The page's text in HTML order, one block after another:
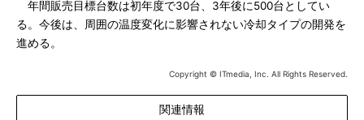
年間販売目標台数は初年度で30台、3年後に500台としてい
る。今後は、周囲の温度変化に影響されない冷却タイプの開発を
進める。
Copyright © ITmedia, Inc. All Rights Reserved.
関連情報